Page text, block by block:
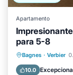
Apartamento
para 5-8
Bagnes · Verbier
10.0
Spa